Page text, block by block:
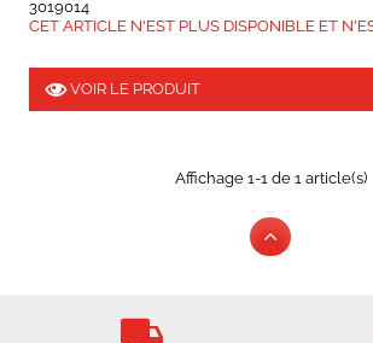
3019014
CET ARTICLE N'EST PLUS DISPONIBLE ET
VOIR LE PRODUIT
Affichage 1-1 de 1 article(s)